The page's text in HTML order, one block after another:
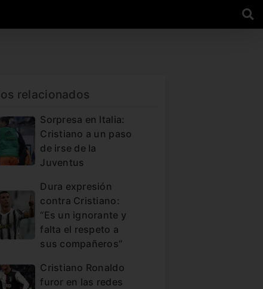
relacionados
Sorpresa en Italia:
Cristiano a un paso
de irse de la
Juventus
Dura expresión
contra Cristiano:
“Es un ignorante y
falta el respeto a
sus compañeros”
Cristiano Ronaldo
furor en las redes